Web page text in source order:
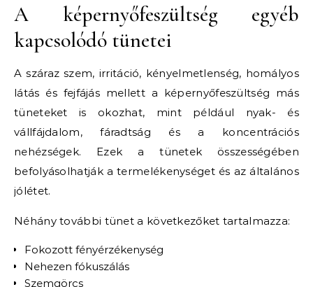
A képernyőfeszültség egyéb
kapcsolódó tünetei
A száraz szem, irritáció, kényelmetlenség, homályos
látás és fejfájás mellett a képernyőfeszültség más
tüneteket is okozhat, mint például nyak- és
vállfájdalom, fáradtság és a koncentrációs
nehézségek. Ezek a tünetek összességében
befolyásolhatják a termelékenységet és az általános
jólétet.
Néhány további tünet a következőket tartalmazza:
Fokozott fényérzékenység
Nehezen fókuszálás
Szemgörcs